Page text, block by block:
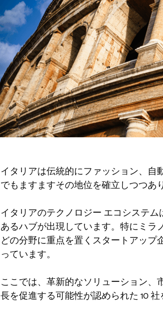
イタリアは伝統的にファッション、
でもますますその地位を確立しつつあ
イタリアのテクノロジー エコシステ
あるハブが出現しています。特にミ
どの分野に重点を置くスタートアッ
っています。
ここでは、革新的なソリューション
長を促進する可能性が認められた 10 社